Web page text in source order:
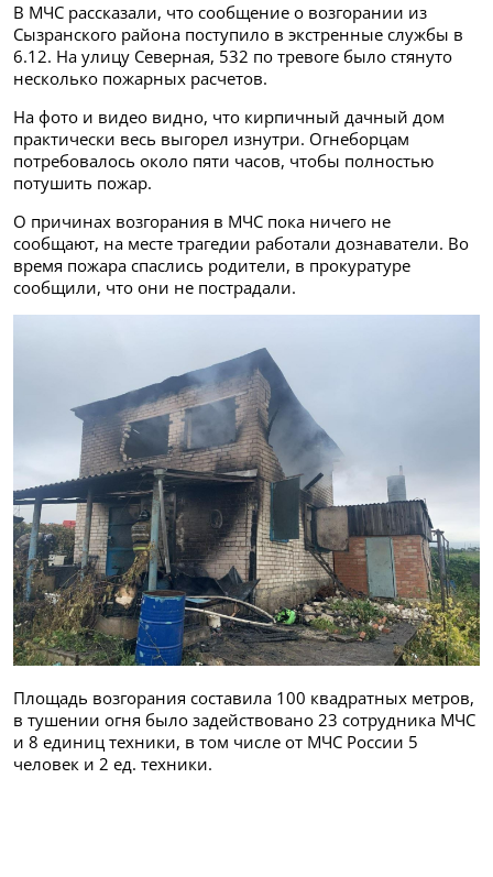
В МЧС рассказали, что сообщение о возгорании из
Сызранского района поступило в экстренные службы в
6.12. На улицу Северная, 532 по тревоге было стянуто
несколько пожарных расчетов.
На фото и видео видно, что кирпичный дачный дом
практически весь выгорел изнутри. Огнеборцам
потребовалось около пяти часов, чтобы полностью
потушить пожар.
О причинах возгорания в МЧС пока ничего не
сообщают, на месте трагедии работали дознаватели. Во
время пожара спаслись родители, в прокуратуре
сообщили, что они не пострадали.
Площадь возгорания составила 100 квадратных метров,
в тушении огня было задействовано 23 сотрудника МЧС
и 8 единиц техники, в том числе от МЧС России 5
человек и 2 ед. техники.